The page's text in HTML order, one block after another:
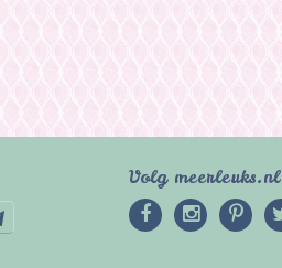
Volg meerleuks.nl